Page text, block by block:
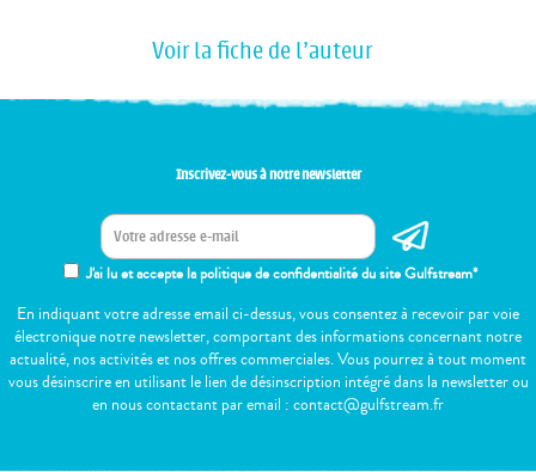
Voir la fiche de l'auteur
Inscrivez-vous à notre newsletter
J'ai lu et accepte la politique de confidentialité du site Gulfstream*
En indiquant votre adresse email ci-dessus, vous consentez à recevoir par voie
électronique notre newsletter, comportant des informations concernant notre
actualité, nos activités et nos offres commerciales. Vous pourrez à tout moment
vous désinscrire en utilisant le lien de désinscription intégré dans la newsletter ou
en nous contactant par email : contact@gulfstream.fr